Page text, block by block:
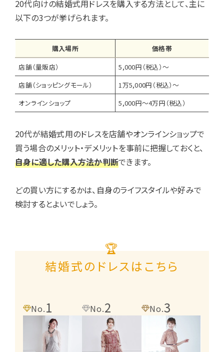
20代向けの結婚式用ドレスを購入する方法として、主に
以下の3つが挙げられます。
購入場所
価格帯
店舗（量販店）
5,000円（税込）～
店舗（ショッピングモール）
1万5,000円（税込）～
オンラインショップ
5,000円～4万円（税込）
20代が結婚式用のドレスを店舗やオンラインショップで
買う場合のメリット・デメリットを事前に把握しておくと、
自身に適した購入方法か判断できます。
どの買い方にするかは、自身のライフスタイルや好みで
検討するとよいでしょう。
🏆
結婚式のドレスはこちら
No.1 No.2 No.3